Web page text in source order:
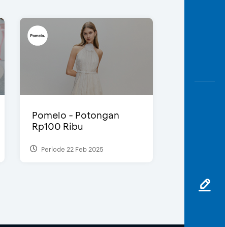
Pomelo - Potongan
Rp100 Ribu
Periode 22 Feb 2025